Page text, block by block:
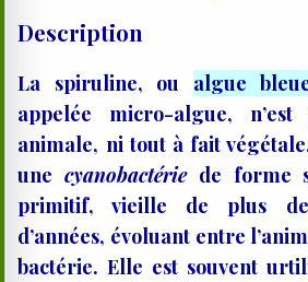
Description
La spiruline, ou algue
appelée micro-algue,
animale, ni tout à fait
une cyanobactérie de forme
primitif, vieille de plus
d’années, évoluant entre
bactérie. Elle est souvent